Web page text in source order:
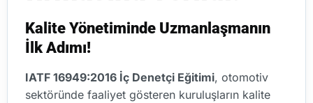
Kalite Yönetiminde Uzmanlaşmanın
İlk Adımı!
IATF 16949:2016 İç Denetçi Eğitimi, otomotiv
sektöründe faaliyet gösteren kuruluşların kalite